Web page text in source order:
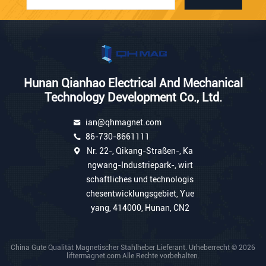
Hunan Qianhao Electrical And Mechanical
Technology Development Co., Ltd.
ian@qhmagnet.com
86-730-8661111
Nr. 22-, Qikang-Straßen-, Ka
ngwang-Industriepark-, wirt
schaftliches und technologis
chesentwicklungsgebiet, Yue
yang, 414000, Hunan, CN2
China Gute Qualität Magnetischer Stahlheber Lieferant. Urheberrecht © 2026
liftermagnet.com Alle Rechte vorbehalten.